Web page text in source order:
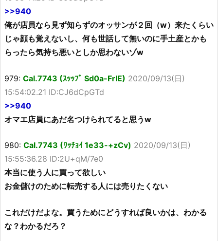
>>940
俺が店員なら見ず知らずのオッサンが２回（w）来たくらい
じゃ顔も覚えないし、何も世話して無いのに手土産とかも
らったら気持ち悪いとしか思わないゾw
979: Cal.7743 (ｽｯｯﾌﾟ Sd0a-FrIE) 2020/09/13(日)
15:54:02.21 ID:CJ6dCpGTd
>>940
オマエ店員にあだ名つけられてると思うw
980: Cal.7743 (ﾜｯﾁｮｲ 1e33-+zCv) 2020/09/13(日)
15:55:36.28 ID:2U+qM/7e0
本当に使う人に買って欲しい
お金儲けのために転売する人には売りたくない
これだけだよな。買うためにどうすれば良いかは、わかる
な？わかるだろ？